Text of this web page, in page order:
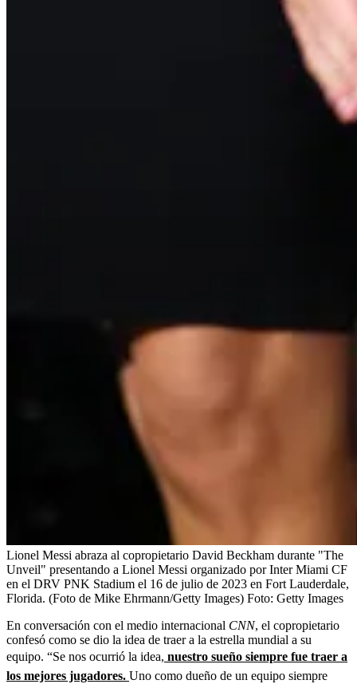
Lionel Messi abraza al copropietario David Beckham durante "The
Unveil" presentando a Lionel Messi organizado por Inter Miami CF
en el DRV PNK Stadium el 16 de julio de 2023 en Fort Lauderdale,
Florida. (Foto de Mike Ehrmann/Getty Images) Foto: Getty Images
En conversación con el medio internacional CNN, el copropietario
confesó como se dio la idea de traer a la estrella mundial a su
equipo. “Se nos ocurrió la idea, nuestro sueño siempre fue traer a
los mejores jugadores. Uno como dueño de un equipo siempre